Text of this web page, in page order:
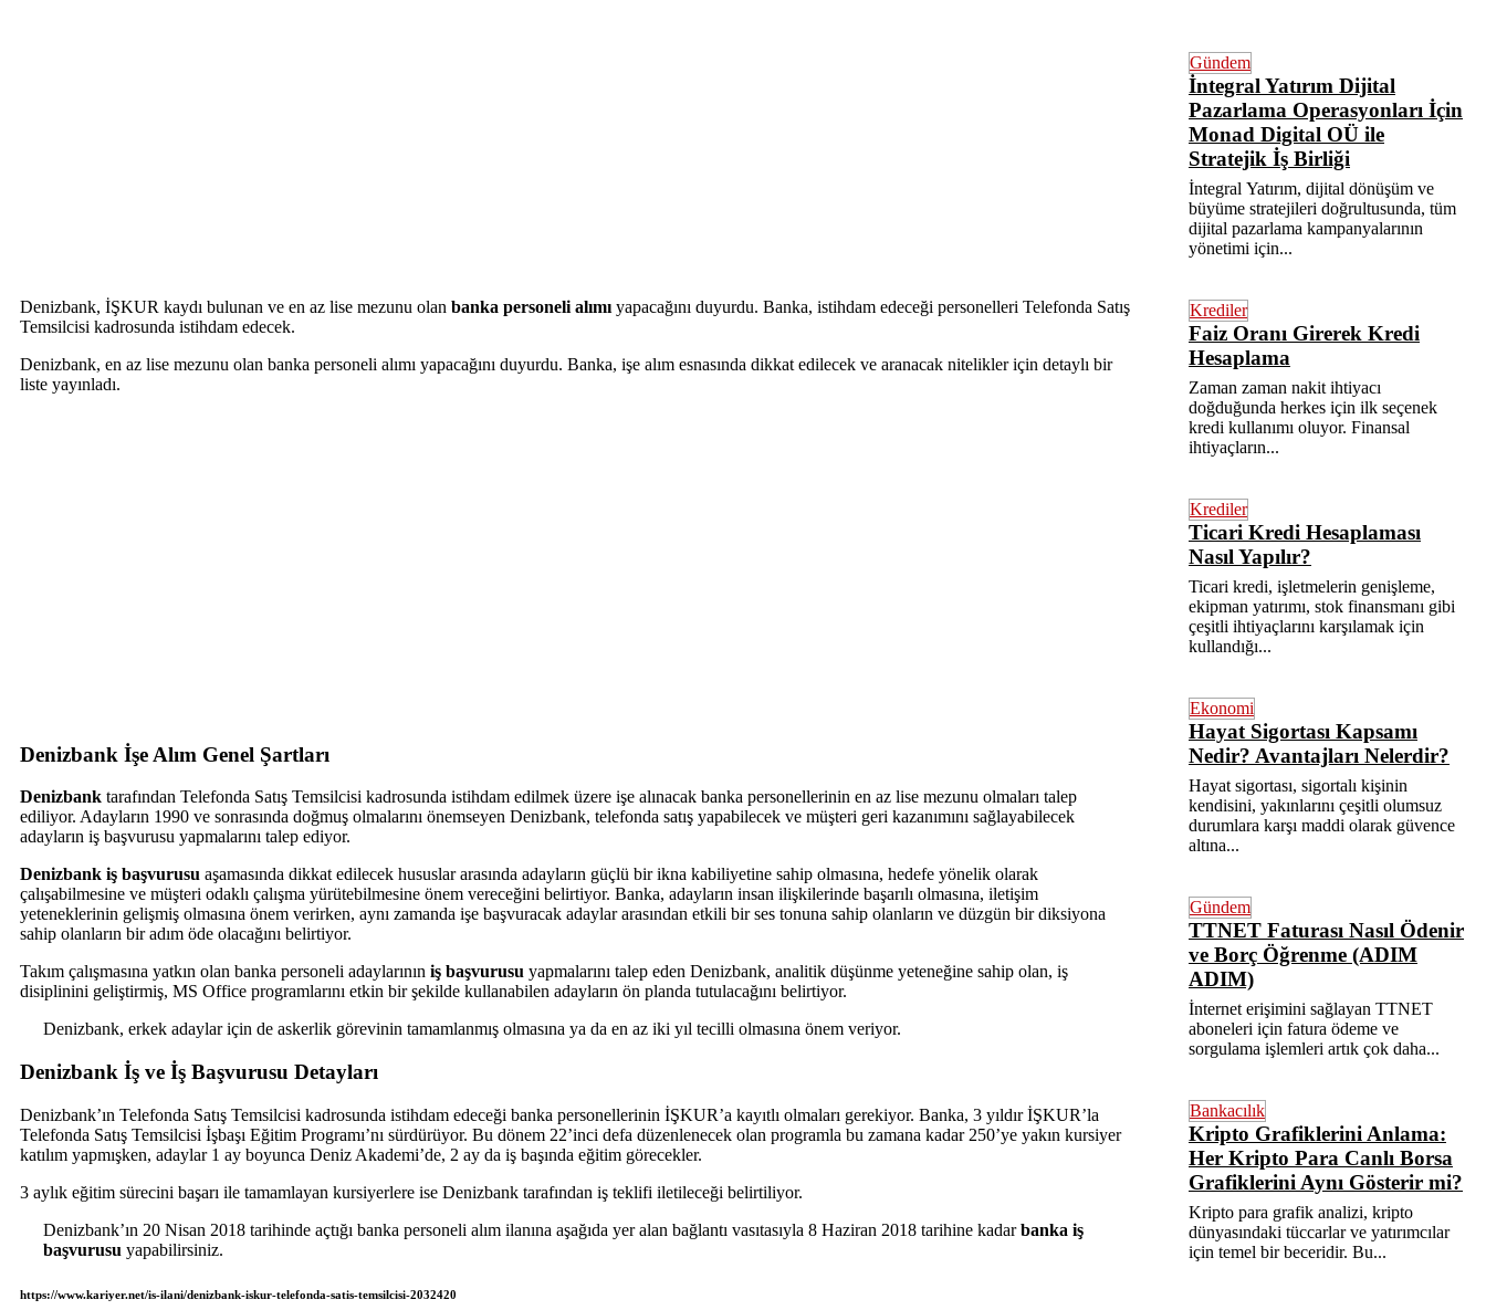
Denizbank, İŞKUR kaydı bulunan ve en az lise mezunu olan banka personeli alımı yapacağını duyurdu. Banka, istihdam edeceği personelleri Telefonda Satış
Temsilcisi kadrosunda istihdam edecek.
Denizbank, en az lise mezunu olan banka personeli alımı yapacağını duyurdu. Banka, işe alım esnasında dikkat edilecek ve aranacak nitelikler için detaylı bir
liste yayınladı.
Denizbank İşe Alım Genel Şartları
Denizbank tarafından Telefonda Satış Temsilcisi kadrosunda istihdam edilmek üzere işe alınacak banka personellerinin en az lise mezunu olmaları talep
ediliyor. Adayların 1990 ve sonrasında doğmuş olmalarını önemseyen Denizbank, telefonda satış yapabilecek ve müşteri geri kazanımını sağlayabilecek
adayların iş başvurusu yapmalarını talep ediyor.
Denizbank iş başvurusu aşamasında dikkat edilecek hususlar arasında adayların güçlü bir ikna kabiliyetine sahip olmasına, hedefe yönelik olarak
çalışabilmesine ve müşteri odaklı çalışma yürütebilmesine önem vereceğini belirtiyor. Banka, adayların insan ilişkilerinde başarılı olmasına, iletişim
yeteneklerinin gelişmiş olmasına önem verirken, aynı zamanda işe başvuracak adaylar arasından etkili bir ses tonuna sahip olanların ve düzgün bir diksiyona
sahip olanların bir adım öde olacağını belirtiyor.
Takım çalışmasına yatkın olan banka personeli adaylarının iş başvurusu yapmalarını talep eden Denizbank, analitik düşünme yeteneğine sahip olan, iş
disiplinini geliştirmiş, MS Office programlarını etkin bir şekilde kullanabilen adayların ön planda tutulacağını belirtiyor.
Denizbank, erkek adaylar için de askerlik görevinin tamamlanmış olmasına ya da en az iki yıl tecilli olmasına önem veriyor.
Denizbank İş ve İş Başvurusu Detayları
Denizbank’ın Telefonda Satış Temsilcisi kadrosunda istihdam edeceği banka personellerinin İŞKUR’a kayıtlı olmaları gerekiyor. Banka, 3 yıldır İŞKUR’la
Telefonda Satış Temsilcisi İşbaşı Eğitim Programı’nı sürdürüyor. Bu dönem 22’inci defa düzenlenecek olan programla bu zamana kadar 250’ye yakın kursiyer
katılım yapmışken, adaylar 1 ay boyunca Deniz Akademi’de, 2 ay da iş başında eğitim görecekler.
3 aylık eğitim sürecini başarı ile tamamlayan kursiyerlere ise Denizbank tarafından iş teklifi iletileceği belirtiliyor.
Denizbank’ın 20 Nisan 2018 tarihinde açtığı banka personeli alım ilanına aşağıda yer alan bağlantı vasıtasıyla 8 Haziran 2018 tarihine kadarbanka iş
başvurusu yapabilirsiniz.
https://www.kariyer.net/is-ilani/denizbank-iskur-telefonda-satis-temsilcisi-2032420
Gündem
İntegral Yatırım Dijital
Pazarlama Operasyonları İçin
Monad Digital OÜ ile
Stratejik İş Birliği
İntegral Yatırım, dijital dönüşüm ve
büyüme stratejileri doğrultusunda, tüm
dijital pazarlama kampanyalarının
yönetimi için...
Krediler
Faiz Oranı Girerek Kredi
Hesaplama
Zaman zaman nakit ihtiyacı
doğduğunda herkes için ilk seçenek
kredi kullanımı oluyor. Finansal
ihtiyaçların...
Krediler
Ticari Kredi Hesaplaması
Nasıl Yapılır?
Ticari kredi, işletmelerin genişleme,
ekipman yatırımı, stok finansmanı gibi
çeşitli ihtiyaçlarını karşılamak için
kullandığı...
Ekonomi
Hayat Sigortası Kapsamı
Nedir? Avantajları Nelerdir?
Hayat sigortası, sigortalı kişinin
kendisini, yakınlarını çeşitli olumsuz
durumlara karşı maddi olarak güvence
altına...
Gündem
TTNET Faturası Nasıl Ödenir
ve Borç Öğrenme (ADIM
ADIM)
İnternet erişimini sağlayan TTNET
aboneleri için fatura ödeme ve
sorgulama işlemleri artık çok daha...
Bankacılık
Kripto Grafiklerini Anlama:
Her Kripto Para Canlı Borsa
Grafiklerini Aynı Gösterir mi?
Kripto para grafik analizi, kripto
dünyasındaki tüccarlar ve yatırımcılar
için temel bir beceridir. Bu...